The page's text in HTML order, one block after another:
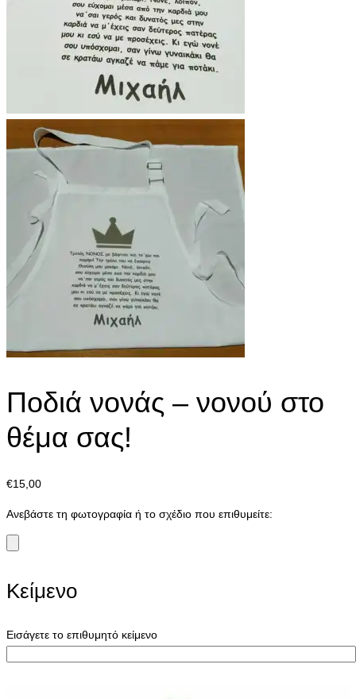
Ποδιά νονάς – νονού στο
θέμα σας!
€15,00
Ανεβάστε τη φωτογραφία ή το σχέδιο που επιθυμείτε:
Κείμενο
Εισάγετε το επιθυμητό κείμενο